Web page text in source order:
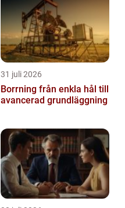
31 juli 2026
Borrning från enkla hål till
avancerad grundläggning